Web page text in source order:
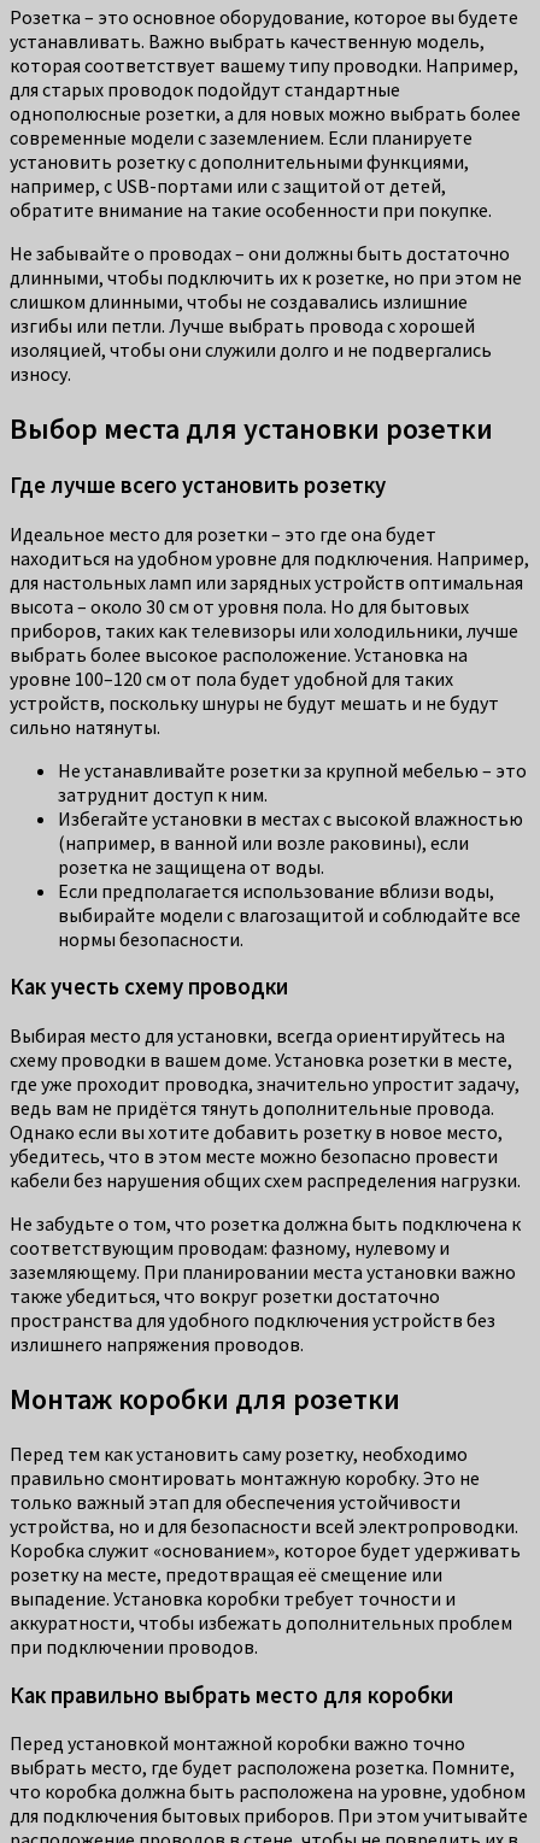
Розетка – это основное оборудование, которое вы будете
устанавливать. Важно выбрать качественную модель,
которая соответствует вашему типу проводки. Например,
для старых проводок подойдут стандартные
однополюсные розетки, а для новых можно выбрать более
современные модели с заземлением. Если планируете
установить розетку с дополнительными функциями,
например, с USB-портами или с защитой от детей,
обратите внимание на такие особенности при покупке.
Не забывайте о проводах – они должны быть достаточно
длинными, чтобы подключить их к розетке, но при этом не
слишком длинными, чтобы не создавались излишние
изгибы или петли. Лучше выбрать провода с хорошей
изоляцией, чтобы они служили долго и не подвергались
износу.
Выбор места для установки розетки
Где лучше всего установить розетку
Идеальное место для розетки – это где она будет
находиться на удобном уровне для подключения. Например,
для настольных ламп или зарядных устройств оптимальная
высота – около 30 см от уровня пола. Но для бытовых
приборов, таких как телевизоры или холодильники, лучше
выбрать более высокое расположение. Установка на
уровне 100–120 см от пола будет удобной для таких
устройств, поскольку шнуры не будут мешать и не будут
сильно натянуты.
Не устанавливайте розетки за крупной мебелью – это
затруднит доступ к ним.
Избегайте установки в местах с высокой влажностью
(например, в ванной или возле раковины), если
розетка не защищена от воды.
Если предполагается использование вблизи воды,
выбирайте модели с влагозащитой и соблюдайте все
нормы безопасности.
Как учесть схему проводки
Выбирая место для установки, всегда ориентируйтесь на
схему проводки в вашем доме. Установка розетки в месте,
где уже проходит проводка, значительно упростит задачу,
ведь вам не придётся тянуть дополнительные провода.
Однако если вы хотите добавить розетку в новое место,
убедитесь, что в этом месте можно безопасно провести
кабели без нарушения общих схем распределения нагрузки.
Не забудьте о том, что розетка должна быть подключена к
соответствующим проводам: фазному, нулевому и
заземляющему. При планировании места установки важно
также убедиться, что вокруг розетки достаточно
пространства для удобного подключения устройств без
излишнего напряжения проводов.
Монтаж коробки для розетки
Перед тем как установить саму розетку, необходимо
правильно смонтировать монтажную коробку. Это не
только важный этап для обеспечения устойчивости
устройства, но и для безопасности всей электропроводки.
Коробка служит «основанием», которое будет удерживать
розетку на месте, предотвращая её смещение или
выпадение. Установка коробки требует точности и
аккуратности, чтобы избежать дополнительных проблем
при подключении проводов.
Как правильно выбрать место для коробки
Перед установкой монтажной коробки важно точно
выбрать место, где будет расположена розетка. Помните,
что коробка должна быть расположена на уровне, удобном
для подключения бытовых приборов. При этом учитывайте